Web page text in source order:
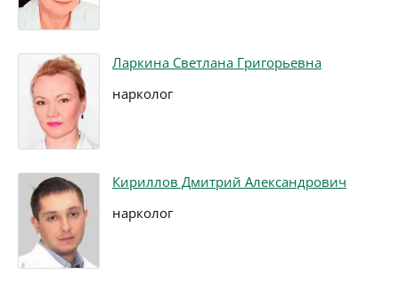
Ларкина Светлана Григорьевна
нарколог
Кириллов Дмитрий Александрович
нарколог